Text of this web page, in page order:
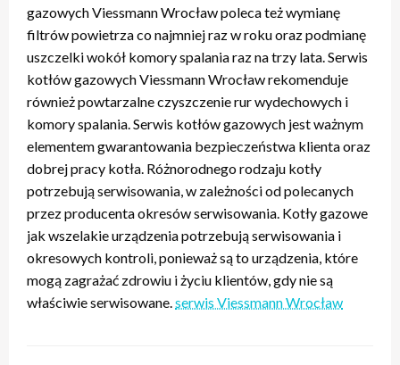
gazowych Viessmann Wrocław poleca też wymianę
filtrów powietrza co najmniej raz w roku oraz podmianę
uszczelki wokół komory spalania raz na trzy lata. Serwis
kotłów gazowych Viessmann Wrocław rekomenduje
również powtarzalne czyszczenie rur wydechowych i
komory spalania. Serwis kotłów gazowych jest ważnym
elementem gwarantowania bezpieczeństwa klienta oraz
dobrej pracy kotła. Różnorodnego rodzaju kotły
potrzebują serwisowania, w zależności od polecanych
przez producenta okresów serwisowania. Kotły gazowe
jak wszelakie urządzenia potrzebują serwisowania i
okresowych kontroli, ponieważ są to urządzenia, które
mogą zagrażać zdrowiu i życiu klientów, gdy nie są
właściwie serwisowane.serwis Viessmann Wrocław